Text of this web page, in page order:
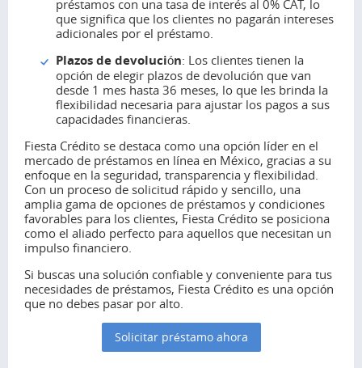
préstamos con una tasa de interés al 0% CAT, lo
que significa que los clientes no pagarán intereses
adicionales por el préstamo.
Plazos de devolución: Los clientes tienen la
opción de elegir plazos de devolución que van
desde 1 mes hasta 36 meses, lo que les brinda la
flexibilidad necesaria para ajustar los pagos a sus
capacidades financieras.
Fiesta Crédito se destaca como una opción líder en el
mercado de préstamos en línea en México, gracias a su
enfoque en la seguridad, transparencia y flexibilidad.
Con un proceso de solicitud rápido y sencillo, una
amplia gama de opciones de préstamos y condiciones
favorables para los clientes, Fiesta Crédito se posiciona
como el aliado perfecto para aquellos que necesitan un
impulso financiero.
Si buscas una solución confiable y conveniente para tus
necesidades de préstamos, Fiesta Crédito es una opción
que no debes pasar por alto.
Solicitar préstamo ahora